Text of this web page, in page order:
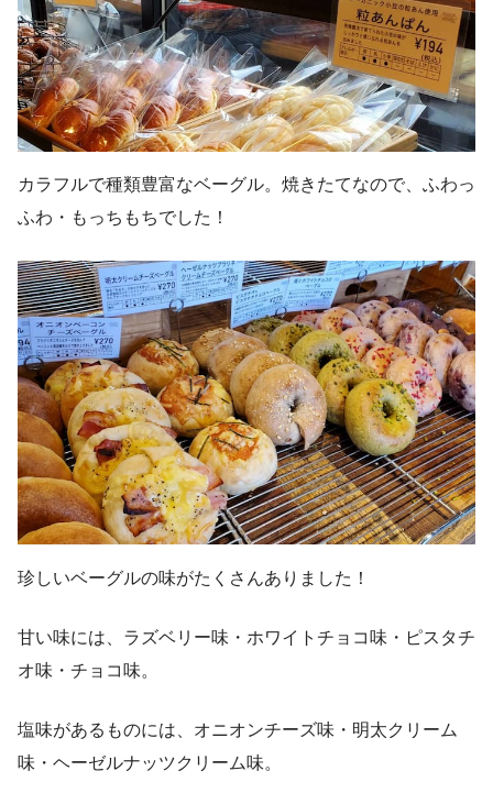
カラフルで種類豊富なベーグル。焼きたてなので、ふわっ
ふわ・もっちもちでした！
珍しいベーグルの味がたくさんありました！
甘い味には、ラズベリー味・ホワイトチョコ味・ピスタチ
オ味・チョコ味。
塩味があるものには、オニオンチーズ味・明太クリーム
味・ヘーゼルナッツクリーム味。